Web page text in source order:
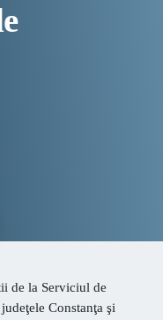
ca producătorii
consumatorilor
în stil ART
de la Serviciul de
Constanţa şi